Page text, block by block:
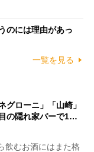
のには理由があっ
一覧を見る
グローニ」「山崎」
の隠れ家バーで1…
飲むお酒にはまた格